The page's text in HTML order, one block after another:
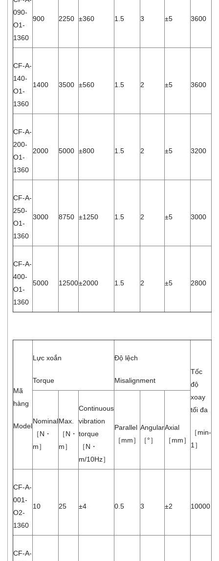
090-
O1-
1360
900 2250 ±360 1.5 3 ±5 3600
CF-A-
140-
O1-
1360
1400 3500 ±560 1.5 2 ±5 3600
CF-A-
200-
O1-
1360
2000 5000 ±800 1.5 2 ±5 3200
CF-A-
250-
O1-
1360
3000 8750 ±1250 1.5 2 ±5 3000
CF-A-
400-
O1-
1360
5000 12500±2000 1.5 2 ±5 2800
Mã
hàng
Model
Lực xoắn
Torque
Độ lệch
Misalignment
Tốc
độ
xoay
tối đa
［min-
1］
Nominal
［N・
m］
Max.
［N・
m］
Continuous
vibration
torque
［N・
m/10Hz］
Parallel
［mm］
Angular
［°］
Axial
［mm］
CF-A-
001-
O2-
1360
10 25 ±4 0.5 3 ±2 10000
CF-A-